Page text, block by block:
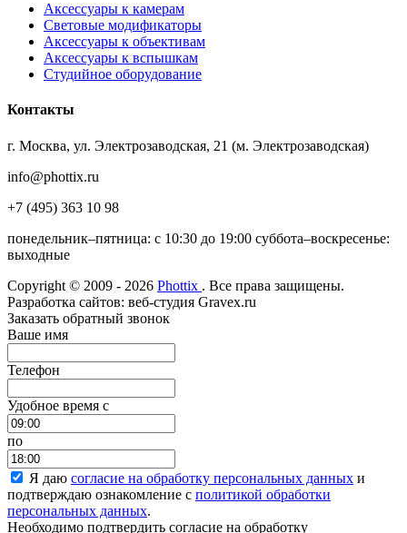
Аксессуары к камерам
Световые модификаторы
Аксессуары к объективам
Аксессуары к вспышкам
Студийное оборудование
Контакты
г. Москва, ул. Электрозаводская, 21 (м. Электрозаводская)
info@phottix.ru
+7 (495) 363 10 98
понедельник–пятница: с 10:30 до 19:00 суббота–воскресенье:
выходные
Copyright © 2009 - 2026 Phottix . Все права защищены.
Разработка сайтов: веб-студия Gravex.ru
Заказать обратный звонок
Ваше имя
Телефон
Удобное время c
по
Я даю согласие на обработку персональных данных и
подтверждаю ознакомление с политикой обработки
персональных данных.
Необходимо подтвердить согласие на обработку